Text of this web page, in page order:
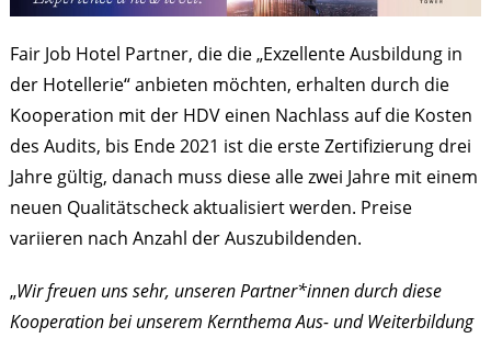
Fair Job Hotel Partner, die die „Exzellente Ausbildung in
der Hotellerie“ anbieten möchten, erhalten durch die
Kooperation mit der HDV einen Nachlass auf die Kosten
des Audits, bis Ende 2021 ist die erste Zertifizierung drei
Jahre gültig, danach muss diese alle zwei Jahre mit einem
neuen Qualitätscheck aktualisiert werden. Preise
variieren nach Anzahl der Auszubildenden.
„Wir freuen uns sehr, unseren Partner*innen durch diese
Kooperation bei unserem Kernthema Aus- und Weiterbildung